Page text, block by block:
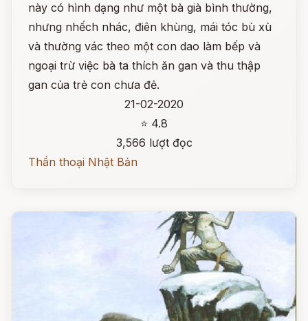
này có hình dạng như một bà già bình thường,
nhưng nhếch nhác, điên khùng, mái tóc bù xù
và thường vác theo một con dao làm bếp và
ngoại trừ việc bà ta thích ăn gan và thu thập
gan của trẻ con chưa đẻ.
21-02-2020
⭐ 4.8
3,566 lượt đọc
Thần thoại Nhật Bản